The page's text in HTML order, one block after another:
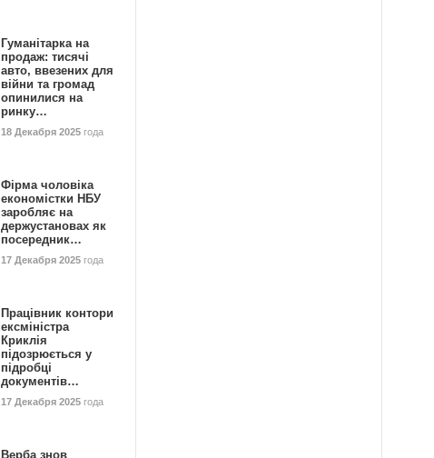
Гуманітарка на
продаж: тисячі
авто, ввезених для
війни та громад
опинилися на
ринку…
18 Декабря 2025 года
Фірма чоловіка
економістки НБУ
заробляє на
держустановах як
посередник…
17 Декабря 2025 года
Працівник контори
ексміністра
Криклія
підозрюється у
підробці
документів…
17 Декабря 2025 года
Верба знов